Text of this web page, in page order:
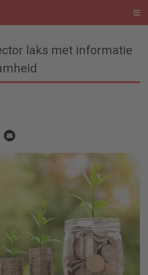
laks met informatie